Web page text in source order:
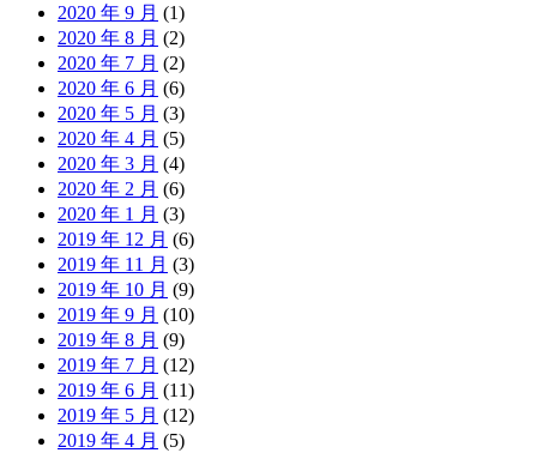
2020 年 9 月 (1)
2020 年 8 月 (2)
2020 年 7 月 (2)
2020 年 6 月 (6)
2020 年 5 月 (3)
2020 年 4 月 (5)
2020 年 3 月 (4)
2020 年 2 月 (6)
2020 年 1 月 (3)
2019 年 12 月 (6)
2019 年 11 月 (3)
2019 年 10 月 (9)
2019 年 9 月 (10)
2019 年 8 月 (9)
2019 年 7 月 (12)
2019 年 6 月 (11)
2019 年 5 月 (12)
2019 年 4 月 (5)